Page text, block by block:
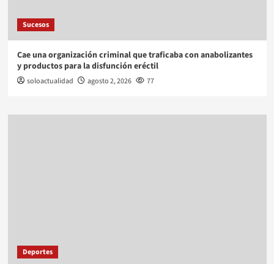
Sucesos
Cae una organización criminal que traficaba con anabolizantes
y productos para la disfunción eréctil
soloactualidad agosto 2, 2026 77
Deportes